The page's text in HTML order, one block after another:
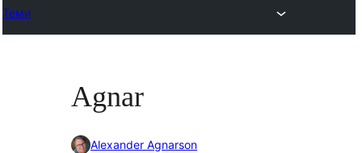
Теми
Agnar
Alexander Agnarson